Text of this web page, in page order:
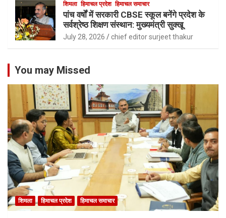
शिमला हिमाचल प्रदेश हिमाचल समाचार
पांच वर्षों में सरकारी CBSE स्कूल बनेंगे प्रदेश के
सर्वश्रेष्ठ शिक्षण संस्थान: मुख्यमंत्री सुक्खू
July 28, 2026 chief editor surjeet thakur
You may Missed
शिमला हिमाचल प्रदेश हिमाचल समाचार